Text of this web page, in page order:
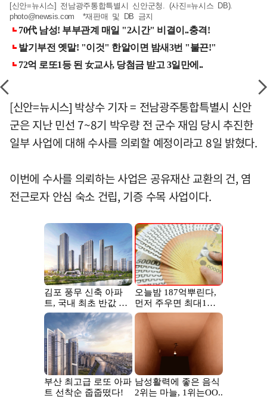
[신안=뉴시스] 전남광주통합특별시 신안군청. (사진=뉴시스 DB).
photo@newsis.com *재판매 및 DB 금지
[신안=뉴시스] 박상수 기자 = 전남광주통합특별시 신안
군은 지난 민선 7~8기 박우량 전 군수 재임 당시 추진한
일부 사업에 대해 수사를 의뢰할 예정이라고 8일 밝혔다.
이번에 수사를 의뢰하는 사업은 공유재산 교환의 건, 염
전근로자 안심 숙소 건립, 기증 수목 사업이다.